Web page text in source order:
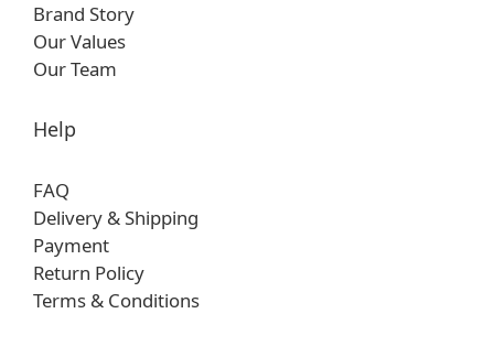
Brand Story
Our Values
Our Team
Help
FAQ
Delivery & Shipping
Payment
Return Policy
Terms & Conditions